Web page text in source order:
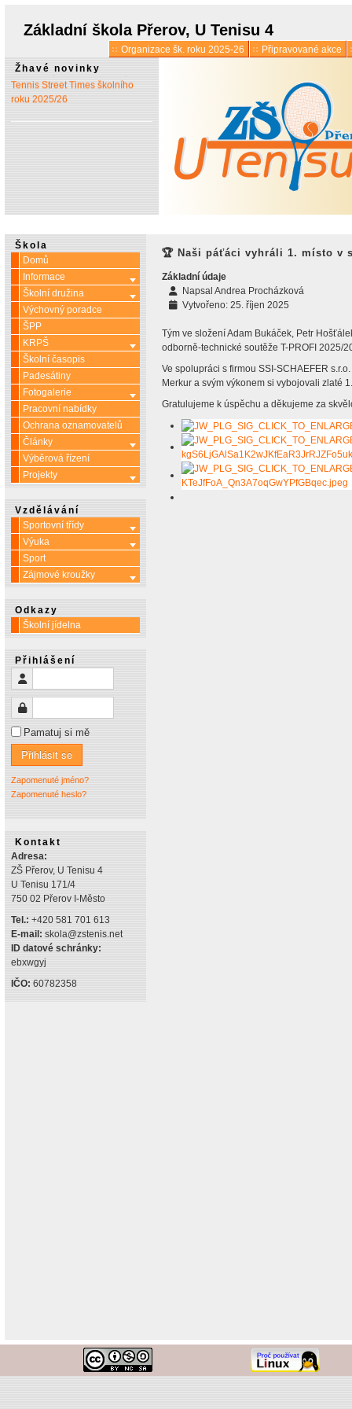
Základní škola Přerov, U Tenisu 4
Organizace šk. roku 2025-26
Připravované akce
Žhavé novinky
prázdninách
* 13. 5.:Vyšlo 6. číslo časopisu
Tennis Street Times školního
roku 2025/26
Škola
Domů
Informace
Více o: Informace
Školní družina Více o: Školní družina
Výchovný poradce
ŠPP
KRPŠ
Více o: KRPŠ
Školní časopis
Padesátiny
Fotogalerie
Více o: Fotogalerie
Pracovní nabídky
Ochrana oznamovatelů
Články
Více o: Články
Výběrová řízení
Projekty
Více o: Projekty
Vzdělávání
Sportovní třídy
Více o: Sportovní třídy
Výuka Více o: Výuka
Sport
Zájmové kroužky
Více o: Zájmové kroužky
Odkazy
Školní jídelna
Přihlášení
Heslo
Pamatuj si mě
Přihlásit se
Zapomenuté jméno?
Zapomenuté heslo?
Kontakt
Adresa:
ZŠ Přerov, U Tenisu 4
U Tenisu 171/4
750 02 Přerov I-Město
Tel.: +420 581 701 613
E-mail: skola@zstenis.net
ID datové schránky:
ebxwgyj
IČO: 60782358
🏆 Naši páťáci vyhráli 1. místo v
Základní údaje
Napsal Andrea Procházková
Vytvořeno: 25. říjen 2025
Tým ve složení Adam Bukáček, Petr
odborně-technické soutěže T-PROFI 2025/
Ve spolupráci s firmou SSI-SCHAEFER
Merkur a svým výkonem si vybojovali zlaté
Gratulujeme k úspěchu a děkujeme za